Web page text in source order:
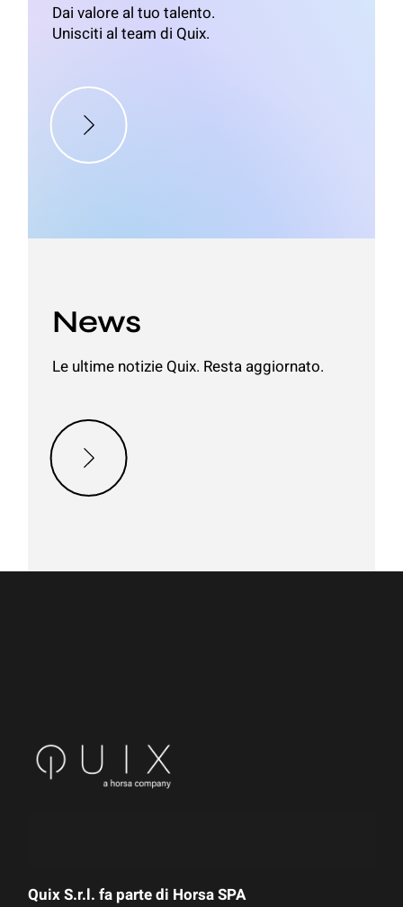
Dai valore al tuo talento.
Unisciti al team di Quix.
News
Le ultime notizie Quix. Resta aggiornato.
Quix S.r.l. fa parte di Horsa SPA